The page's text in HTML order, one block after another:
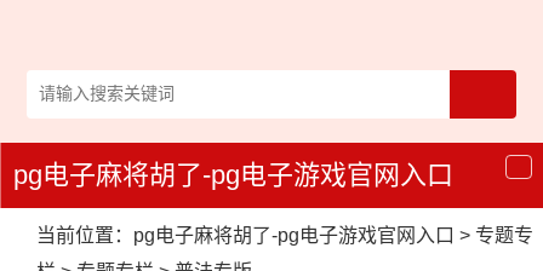
导
航
pg电子麻将胡了-pg电子游戏官网入口
当前位置： pg电子麻将胡了-pg电子游戏官网入口 > 专题专